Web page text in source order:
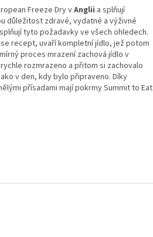
Freeze Dry vAnglii a splňují
důležitost zdravé, vydatné a výživné
tyto požadavky ve všech ohledech.
recept, uvaří kompletní jídlo, jež potom
proces mrazení zachová jídlo v
rozmrazeno a přitom si zachovalo
v den, kdy bylo připraveno. Díky
přísadami mají pokrmy Summit to Eat